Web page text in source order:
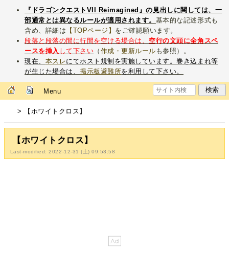
『ドラゴンクエストVII Reimagined』の見出しに関しては、一
部通常とは異なるルールが適用されます。 基本的な記述形式も
含め、詳細は 【TOPページ】 をご確認願います。
段落と段落の間に行間を空ける場合は、 空行の文頭に全角スペ
ースを挿入 して下さい （ 作成・更新ルール も参照）。
現在、 本スレにてホスト規制を実施しています。巻き込まれ等
が生じた場合は、掲示板避難所を利用して下さい。
Menu
> 【ホワイトクロス】
【ホワイトクロス】
Last-modified: 2022-12-31 (土) 09:53:58